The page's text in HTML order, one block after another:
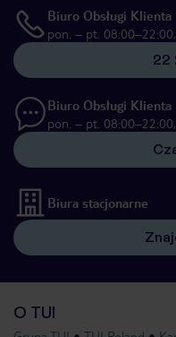
Biuro Obsługi Klienta
pon. – pt.
22
Biuro Obsługi Klienta
pon. – pt.
Biura stacjonarne
O TUI